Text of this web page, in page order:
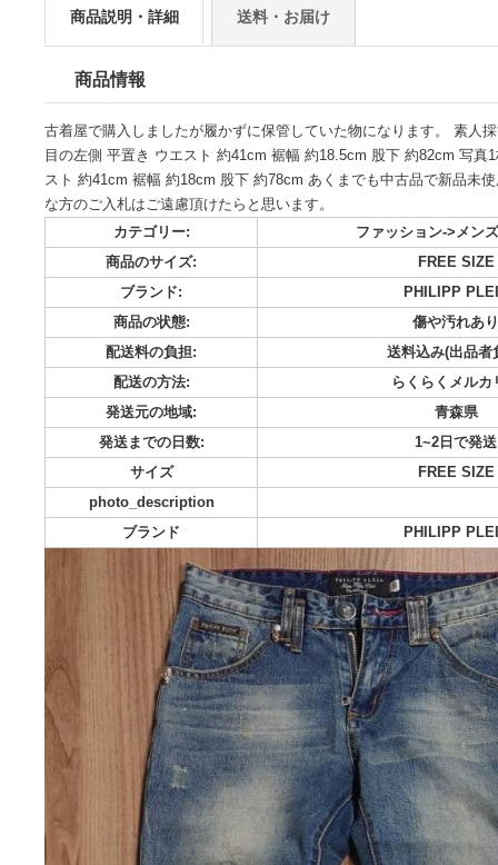
商品説明・詳細 送料・お届け
商品情報
古着屋で購入しましたが履かずに保管していた物になります
目の左側 平置き ウエスト 約41cm 裾幅 約18.5cm 股下 約
スト 約41cm 裾幅 約18cm 股下 約78cm あくまでも中古品で
な方のご入札はご遠慮頂けたらと思います。
カテゴリー:
ファッション
商品のサイズ:
ブランド:
商品の状態:
傷や
配送料の負担:
送料込み
配送の方法:
らくら
発送元の地域:
発送までの日数:
1~2
サイズ
photo_description
ブランド